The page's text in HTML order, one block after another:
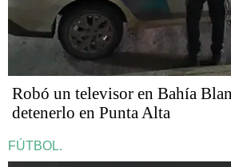
Robó un televisor en Bahía
detenerlo en Punta Alta
FÚTBOL.